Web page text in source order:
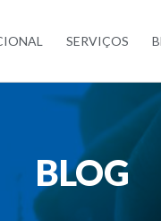
SERVIÇOS
BLOG